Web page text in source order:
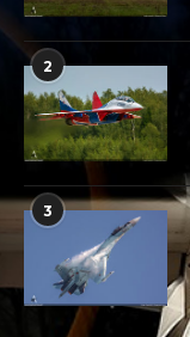
2
3